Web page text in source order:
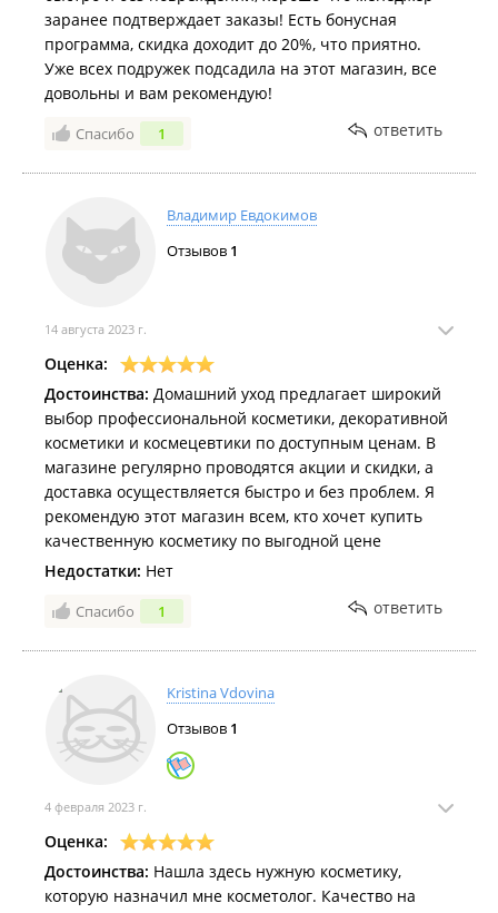
заранее подтверждает заказы! Есть бонусная
программа, скидка доходит до 20%, что приятно.
Уже всех подружек подсадила на этот магазин, все
довольны и вам рекомендую!
Спасибо 1 ответить
Владимир Евдокимов
Отзывов 1
14 августа 2023 г.
Оценка:
Достоинства: Домашний уход предлагает широкий
выбор профессиональной косметики, декоративной
косметики и космецевтики по доступным ценам. В
магазине регулярно проводятся акции и скидки, а
доставка осуществляется быстро и без проблем. Я
рекомендую этот магазин всем, кто хочет купить
качественную косметику по выгодной цене
Недостатки: Нет
Спасибо 1 ответить
Kristina Vdovina
Отзывов 1
4 февраля 2023 г.
Оценка:
Достоинства: Нашла здесь нужную косметику,
которую назначил мне косметолог. Качество на